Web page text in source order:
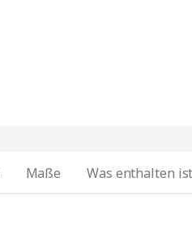
Maße Was enthalten ist